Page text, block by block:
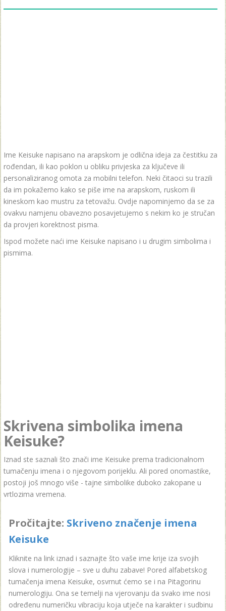
Ime Keisuke napisano na arapskom je odlična ideja za čestitku za
rođendan, ili kao poklon u obliku privjeska za ključeve ili
personaliziranog omota za mobilni telefon. Neki čitaoci su trazili
da im pokažemo kako se piše ime na arapskom, ruskom ili
kineskom kao mustru za tetovažu. Ovdje napominjemo da se za
ovakvu namjenu obavezno posavjetujemo s nekim ko je stručan
da provjeri korektnost pisma.
Ispod možete naći ime Keisuke napisano i u drugim simbolima i
pismima.
Skrivena simbolika imena
Keisuke?
Iznad ste saznali što znači ime Keisuke prema tradicionalnom
tumačenju imena i o njegovom porijeklu. Ali pored onomastike,
postoji još mnogo više - tajne simbolike duboko zakopane u
vrtlozima vremena.
Pročitajte: Skriveno značenje imena
Keisuke
Kliknite na link iznad i saznajte što vaše ime krije iza svojih
slova i numerologije – sve u duhu zabave! Pored alfabetskog
tumačenja imena Keisuke, osvrnut ćemo se i na Pitagorinu
numerologiju. Ona se temelji na vjerovanju da svako ime nosi
određenu numeričku vibraciju koja utječe na karakter i sudbinu